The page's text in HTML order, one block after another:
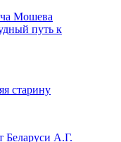
Мошева
путь к
старину
Беларуси А.Г.